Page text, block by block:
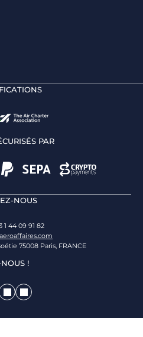
PAR
NOUS
1 44 09 91 82
75008 Paris, FRANCE
!